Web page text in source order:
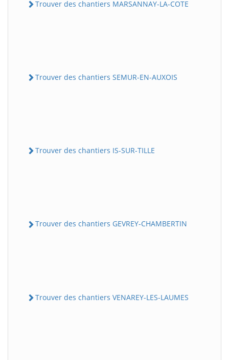
Trouver des chantiers MARSANNAY-LA-COTE
Trouver des chantiers SEMUR-EN-AUXOIS
Trouver des chantiers IS-SUR-TILLE
Trouver des chantiers GEVREY-CHAMBERTIN
Trouver des chantiers VENAREY-LES-LAUMES